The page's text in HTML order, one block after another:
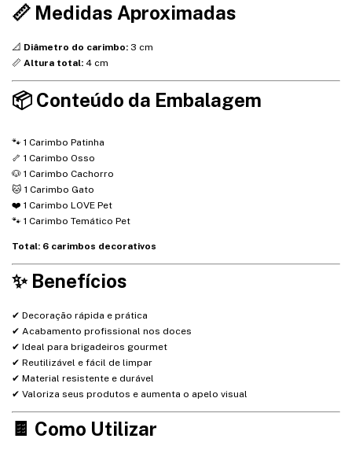
📏 Medidas Aproximadas
📐 Diâmetro do carimbo: 3 cm
📏 Altura total: 4 cm
📦 Conteúdo da Embalagem
🐾 1 Carimbo Patinha
🦴 1 Carimbo Osso
🐶 1 Carimbo Cachorro
🐱 1 Carimbo Gato
❤️ 1 Carimbo LOVE Pet
🐾 1 Carimbo Temático Pet
Total: 6 carimbos decorativos
✨ Benefícios
✔ Decoração rápida e prática
✔ Acabamento profissional nos doces
✔ Ideal para brigadeiros gourmet
✔ Reutilizável e fácil de limpar
✔ Material resistente e durável
✔ Valoriza seus produtos e aumenta o apelo visual
🍫 Como Utilizar